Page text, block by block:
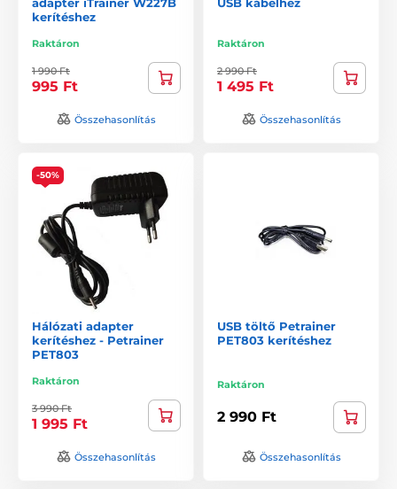
kerítéshez
Raktáron
1 990 Ft
995 Ft
Összehasonlítás
Raktáron
2 990 Ft
1 495 Ft
Összehasonlítás
-50%
Hálózati adapter
kerítéshez - Petrainer
PET803
Raktáron
3 990 Ft
1 995 Ft
Összehasonlítás
USB töltő Petrainer
PET803 kerítéshez
Raktáron
2 990 Ft
Összehasonlítás